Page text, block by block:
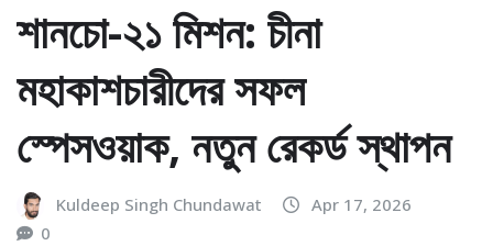
শানচো-২১ মিশন: চীনা
মহাকাশচারীদের সফল
স্পেসওয়াক, নতুন রেকর্ড স্থাপন
Kuldeep Singh Chundawat
Apr 17, 2026
0